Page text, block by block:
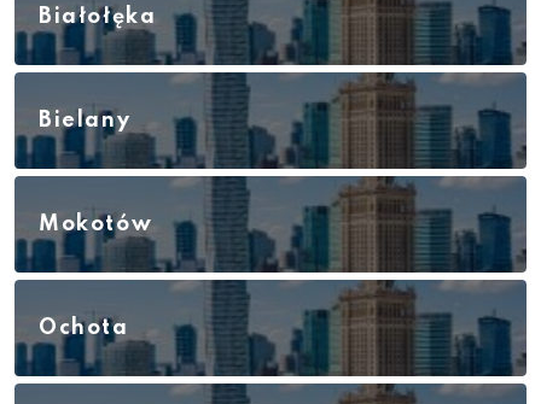
Białołęka
Bielany
Mokotów
Ochota